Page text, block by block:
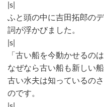
|s|
ふと頭の中に吉田拓郎の
詞が浮かびました。
|s|
「古い船を今動かせるの
なぜなら古い船も新しい
古い水夫は知っているの
のです。